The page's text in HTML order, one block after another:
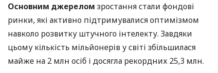
Основним джерелом зростання стали фондові
ринки, які активно підтримувалися оптимізмом
навколо розвитку штучного інтелекту. Завдяки
цьому кількість мільйонерів у світі збільшилася
майже на 2 млн осіб і досягла рекордних 25,3 млн.